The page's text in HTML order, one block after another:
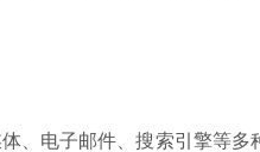
、电子邮件、搜索引擎等